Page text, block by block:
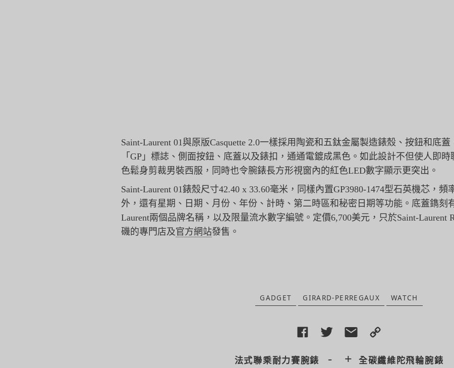
Saint-Laurent 01與原版Casquette 2.0一樣採用陶瓷和五鈦金屬製造錶殼、按鈕和底蓋
「GP」標誌、側面按鈕、底蓋以及錶扣， 通通電鍍成黑色。 如此設計不但使人即
色鬆身剪裁男裝西服，同時也令腕錶長方形視窗內的紅色LED數字顯示更突出。
Saint-Laurent 01錶殼尺寸42.40 x 33.60毫米，同樣內置GP3980-1474型石英機芯， 頻
外，還有星期、日期、 月份、年份、計時、第二時區和秘密日期等功能。底蓋鐫刻
Laurent兩個品牌名稱，以及限量流水數字編號。定價6,700美元，只於Saint-Laurent
磯的專門店及官方網站發售。
GADGET GIRARD-PERREGAUX WATCH
法式聯乘耐力賽腕錶 - + 全碳纖維陀飛輪腕錶